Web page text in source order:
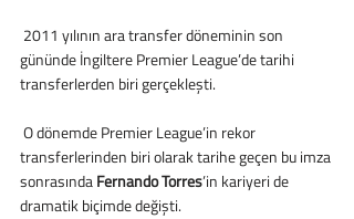
gününde İngiltere Premier League’de tarihi
transferlerden biri gerçekleşti.
transferlerinden biri olarak tarihe geçen bu imza
sonrasında Fernando Torres’in kariyeri de
dramatik biçimde değişti.